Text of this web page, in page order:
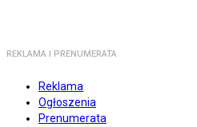
REKLAMA I PRENUMERATA
Reklama
Ogłoszenia
Prenumerata